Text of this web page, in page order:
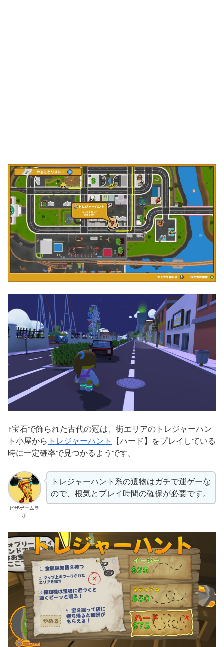
↑宝石で飾られた古代の冠は、街エリアのトレジャーハン
ト小屋から トレジャーハント
【ハード】をプレイしている
時に一定確率で見つかるようです。
ピザゲームラ
ボ
トレジャーハント系の遺物はガチで運ゲーな
ので、根気とプレイ時間の確保が必要です。